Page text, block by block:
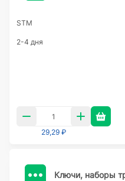
STM
2-4 дня
29,29 ₽
Ключи, наборы